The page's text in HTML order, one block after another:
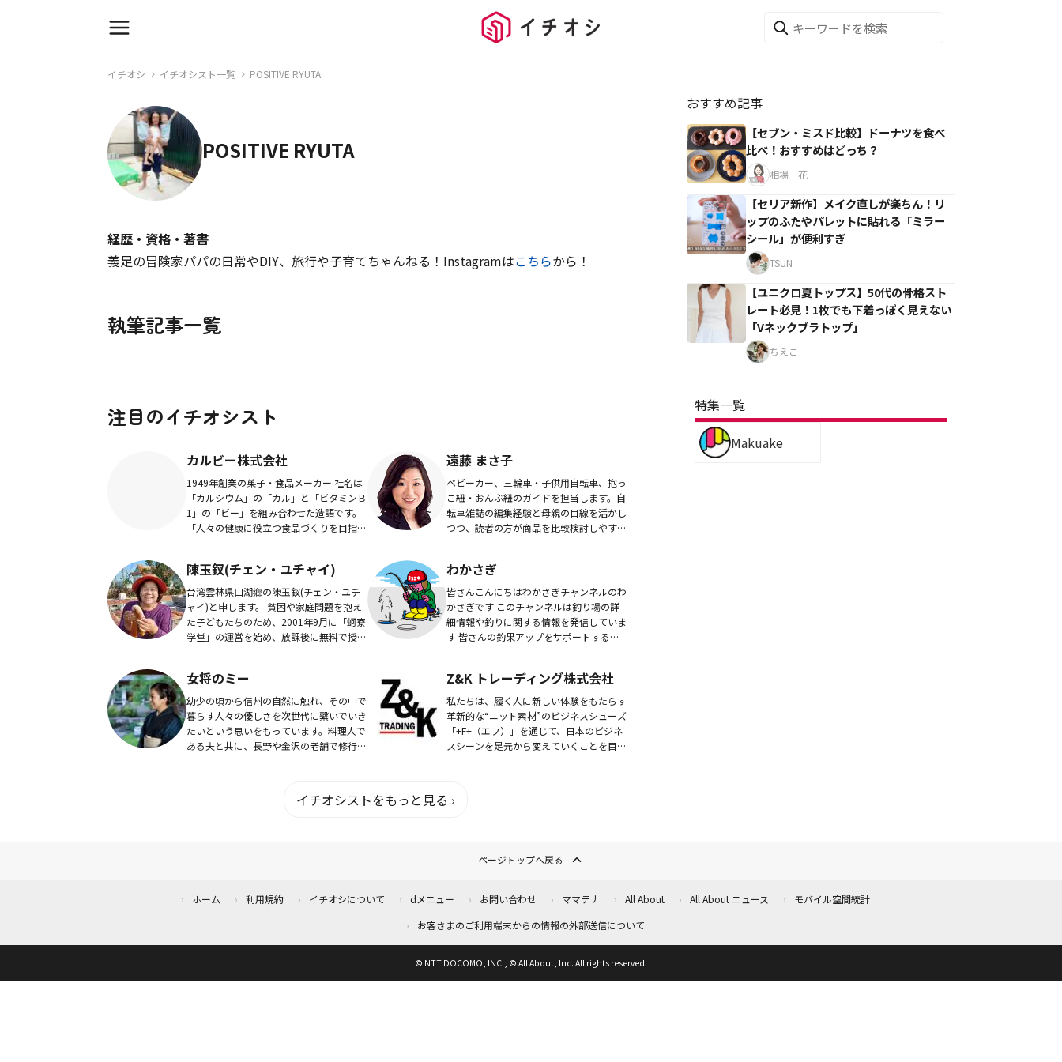
イチオシ イチオシスト一覧 POSITIVE RYUTA
POSITIVE RYUTA
経歴・資格・著書
義足の冒険家パパの日常やDIY、旅行や子育てちゃんねる！Instagramはこちらから！
執筆記事一覧
注目のイチオシスト
カルビー株式会社
1949年創業の菓子・食品メーカー 社名は
「カルシウム」の「カル」と「ビタミンＢ
1」の「ビー」を組み合わせた造語です。
「人々の健康に役立つ食品づくりを目指
し、おい...
遠藤 まさ子
ベビーカー、三輪車・子供用自転車、抱っ
こ紐・おんぶ紐のガイドを担当します。自
転車雑誌の編集経験と母親の目線を活かし
つつ、読者の方が商品を比較検討しやすい
陳玉釵(チェン・ユチャイ)
台湾雲林県口湖鄉の陳玉釵(チェン・ユチ
ャイ)と申します。 貧困や家庭問題を抱え
た子どもたちのため、2001年9月に「蚵寮
学堂」の運営を始め、放課後に無料で授業
してい...
わかさぎ
皆さんこんにちはわかさぎチャンネルのわ
かさぎです このチャンネルは釣り場の詳
細情報や釣りに関する情報を発信していま
す 皆さんの釣果アップをサポートする動
女将のミー
幼少の頃から信州の自然に触れ、その中で
暮らす人々の優しさを次世代に繋いでいき
たいという思いをもっています。料理人で
ある夫と共に、長野や金沢の老舗で修行を
Z&K トレーディング株式会社
私たちは、履く人に新しい体験をもたらす
革新的な“ニット素材”のビジネスシューズ
「+F+（エフ）」を通じて、日本のビジネ
スシーンを足元から変えていくことを目的
イチオシストをもっと見る ›
おすすめ記事
【セブン・ミスド比較】ドーナツを食べ
比べ！おすすめはどっち？
相場一花
【セリア新作】メイク直しが楽ちん！リ
ップのふたやパレットに貼れる「ミラー
シール」が便利すぎ
TSUN
【ユニクロ夏トップス】50代の骨格スト
レート必見！1枚でも下着っぽく見えない
「Vネックブラトップ」
ちえこ
特集一覧
Makuake
ページトップへ戻る
ホーム 利用規約 イチオシについて dメニュー お問い合わせ ママテナ All About All About ニュース
モバイル空間統計
お客さまのご利用端末からの情報の外部送信について
© NTT DOCOMO, INC., © All About, Inc. All rights reserved.